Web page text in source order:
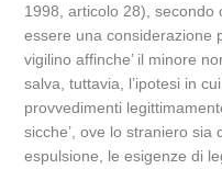
1998, articolo 28), secondo
essere una considerazione
vigilino affinche’ il minore
salva, tuttavia, l’ipotesi in
provvedimenti
sicche’, ove lo straniero
espulsione, le esigenze di